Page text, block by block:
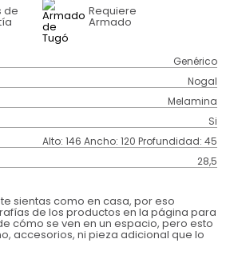
de Requiere
Armado
Genérico
Nogal
Melamina
Si
Alto: 146 Ancho: 120 Profundidad: 45
28,5
sientas como en casa, por eso
de los productos en la página para
cómo se ven en un espacio, pero esto
accesorios, ni pieza adicional que lo